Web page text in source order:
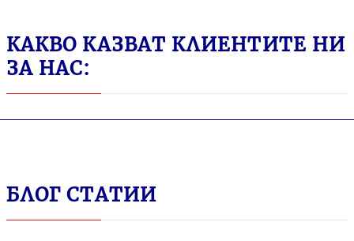
КАКВО КАЗВАТ КЛИЕНТИТЕ НИ
ЗА НАС:
БЛОГ СТАТИИ